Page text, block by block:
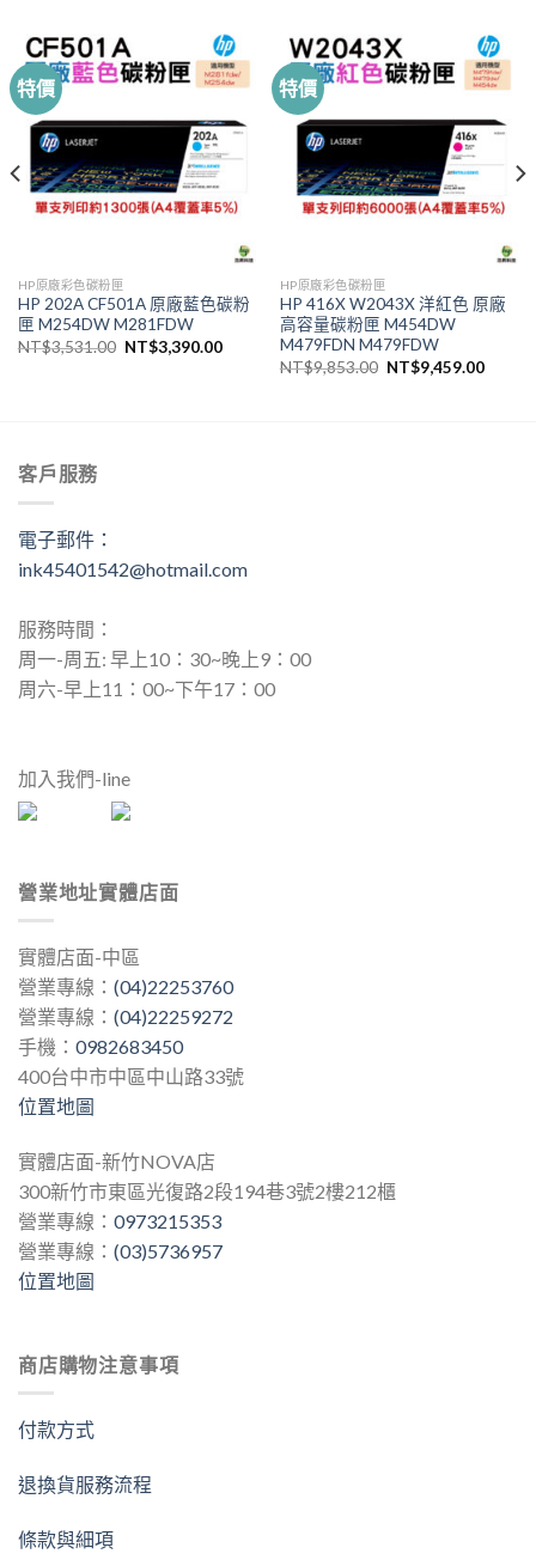
特價
HP原廠彩色碳粉匣
HP 202A CF501A 原廠藍色碳粉
匣 M254DW M281FDW
NT$3,531.00 原
NT$3,390.00目
特價
HP原廠彩色碳粉匣
HP 416X W2043X 洋紅色 原廠
高容量碳粉匣 M454DW
M479FDN M479FDW
NT$9,853.00 原
NT$9,459.00目
客戶服務
電子郵件：
ink45401542@hotmail.com
服務時間：
周一-周五: 早上10：30~晚上9：00
周六-早上11：00~下午17：00
加入我們-line
營業地址實體店面
實體店面-中區
營業專線： (04)22253760
營業專線： (04)22259272
手機： 0982683450
400台中市中區中山路33號
位置地圖
實體店面-新竹NOVA店
300新竹市東區光復路2段194巷3號2樓212櫃
營業專線： 0973215353
營業專線： (03)5736957
位置地圖
商店購物注意事項
付款方式
退換貨服務流程
條款與細項